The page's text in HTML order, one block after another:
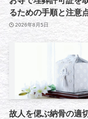
るための手順と注意
2026年8月5日
故人を偲ぶ納骨の適